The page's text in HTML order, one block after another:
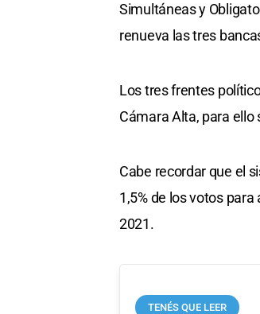
Simultáneas y
renueva las tres
Los tres frentes
Cámara Alta, para
Cabe recordar que el
1,5% de los votos
2021.
TENÉS QUE LEER